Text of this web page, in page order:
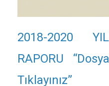
2018-2020
RAPORU
Tıklayınız”